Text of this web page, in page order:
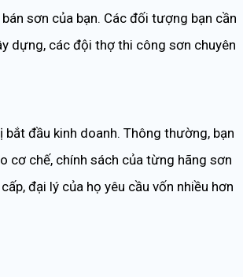
sơn của bạn. Các đối tượng bạn cần
dựng, các đội thợ thi công sơn chuyên
đầu kinh doanh. Thông thường, bạn
cơ chế, chính sách của từng hãng sơn
đại lý của họ yêu cầu vốn nhiều hơn